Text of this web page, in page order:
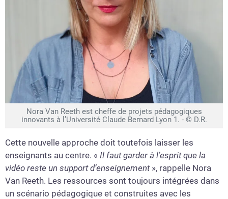
Nora Van Reeth est cheffe de projets pédagogiques
innovants à l’Université Claude Bernard Lyon 1. - © D.R.
Cette nouvelle approche doit toutefois laisser les
enseignants au centre. « Il faut garder à l’esprit que la
vidéo reste un support d’enseignement», rappelle Nora
Van Reeth. Les ressources sont toujours intégrées dans
un scénario pédagogique et construites avec les